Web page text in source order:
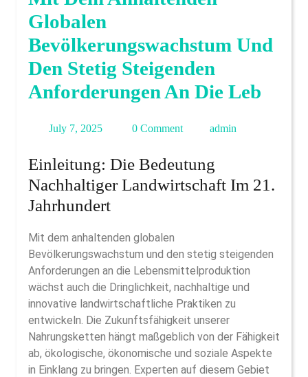
Globalen
Bevölkerungswachstum Und
Den Stetig Steigenden
Anforderungen An Die Leb
July 7, 2025July
2025
0 Comment admin
Einleitung: Die Bedeutung
Nachhaltiger Landwirtschaft Im 21.
Jahrhundert
Mit dem anhaltenden globalen
Bevölkerungswachstum und den stetig steigenden
Anforderungen an die Lebensmittelproduktion
wächst auch die Dringlichkeit, nachhaltige und
innovative landwirtschaftliche Praktiken zu
entwickeln. Die Zukunftsfähigkeit unserer
Nahrungsketten hängt maßgeblich von der Fähigkeit
ab, ökologische, ökonomische und soziale Aspekte
in Einklang zu bringen. Experten auf diesem Gebiet